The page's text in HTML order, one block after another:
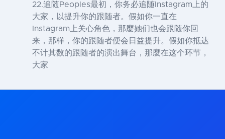
22.追随Peoples最初，你务必追随Instagram上的
大家，以提升你的跟随者。假如你一直在
Instagram上关心角色，那麼她们也会跟随你回
来，那样，你的跟随者便会日益提升。假如你抵达
不计其数的跟随者的演出舞台，那麼在这个环节，
大家